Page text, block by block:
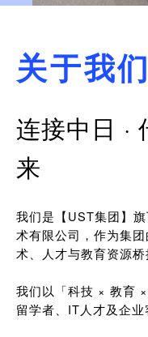
关于我们
连接中日 ·
来
我们是【UST集团】
术有限公司，作为集
术、人才与教育资源桥
我们以「科技 × 教育
留学者、IT人才及企业